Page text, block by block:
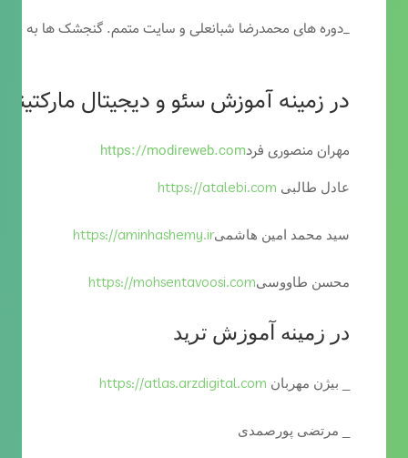
_دوره های محمدرضا شبانعلی و سایت متمم. گنجشک ها به
در زمینه آموزش سئو و دیجیتال
مهران منصوری فردhttps://modireweb.com
عادل طالبی https://atalebi.com
سید محمد امین هاشمیhttps://aminhashemy.ir
محسن طاووسیhttps://mohsentavoosi.com
در زمینه آموزش ترید
_ بیژن مهربان https://atlas.arzdigital.com
_ مرتضی پورصمدی